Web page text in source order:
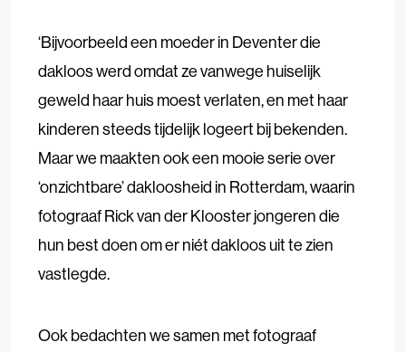
‘Bijvoorbeeld een moeder in Deventer die
dakloos werd omdat ze vanwege huiselijk
geweld haar huis moest verlaten, en met haar
kinderen steeds tijdelijk logeert bij bekenden.
Maar we maakten ook een mooie serie over
‘onzichtbare’ dakloosheid in Rotterdam, waarin
fotograaf Rick van der Klooster jongeren die
hun best doen om er niét dakloos uit te zien
vastlegde.
Ook bedachten we samen met fotograaf